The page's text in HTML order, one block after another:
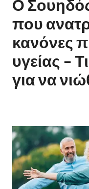
Ο
που
κανόνες
υγείας –
για να